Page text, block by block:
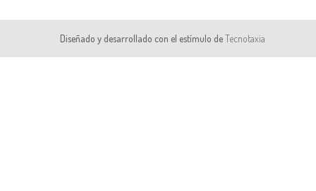
Diseñado y desarrollado con el estímulo deTecnotaxia